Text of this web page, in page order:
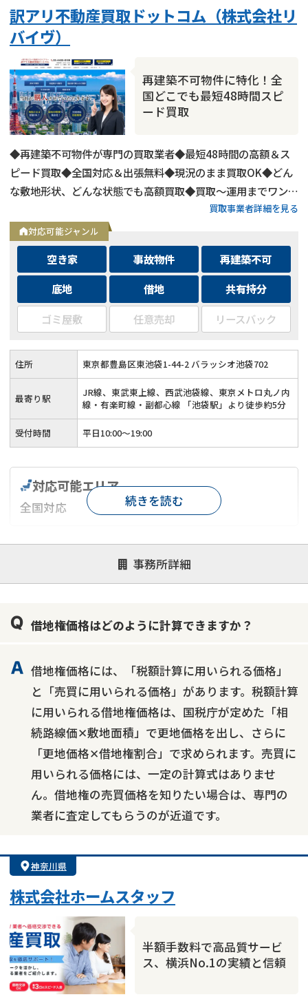
訳アリ不動産買取ドットコム（株式会社リ
バイヴ）
再建築不可物件に特化！全
国どこでも最短48時間スピ
ード買取
◆再建築不可物件が専門の買取業者◆最短48時間の高額＆ス
ピード買取◆全国対応＆出張無料◆現況のまま買取OK◆どん
な敷地形状、どんな状態でも高額買取◆買取〜運用までワンス
トップ対応◆無料査定＆相談はフォームから24時間受付
買取事業者詳細を見る
対応可能ジャンル
空き家 事故物件
再建築不可
底地
借地
共有持分
ゴミ屋敷
任意売却 リースバック
住所 東京都豊島区東池袋1-44-2 バラッシオ池袋702
最寄り駅
JR線、東武東上線、西武池袋線、東京メトロ丸ノ内
線・有楽町線・副都心線 「池袋駅」より徒歩約5分
受付時間 平日10:00～19:00
事務所詳細
対応可能エリア
全国対応
対応が親身 オンライン面談可能
レスポンスが早い
1億円以上の買取可
続きを読む
借地権価格はどのように計算できますか？
借地権価格には、「税額計算に用いられる価格」
と「売買に用いられる価格」があります。税額計算
に用いられる借地権価格は、国税庁が定めた「相
続路線価✕敷地面積」で更地価格を出し、さらに
「更地価格✕借地権割合」で求められます。売買に
用いられる価格には、一定の計算式はありませ
ん。借地権の売買価格を知りたい場合は、専門の
業者に査定してもらうのが近道です。
神奈川県
株式会社ホームスタッフ
半額手数料で高品質サービ
ス、横浜No.1の実績と信頼